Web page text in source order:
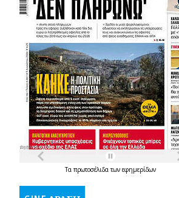
Τα πρωτοσέλιδατων εφημερίδων